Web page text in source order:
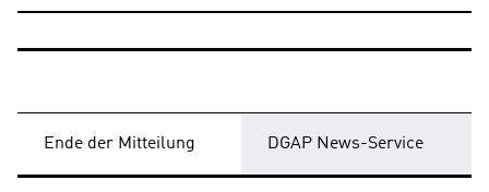
Ende der Mitteilung DGAP News-Service